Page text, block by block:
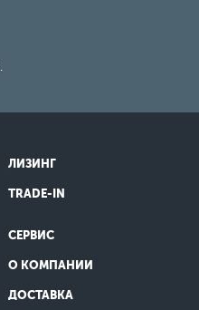
ЛИЗИНГ
TRADE-IN
СЕРВИС
О КОМПАНИИ
ДОСТАВКА